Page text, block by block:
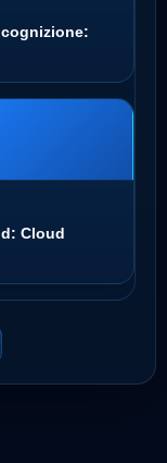
Cloud